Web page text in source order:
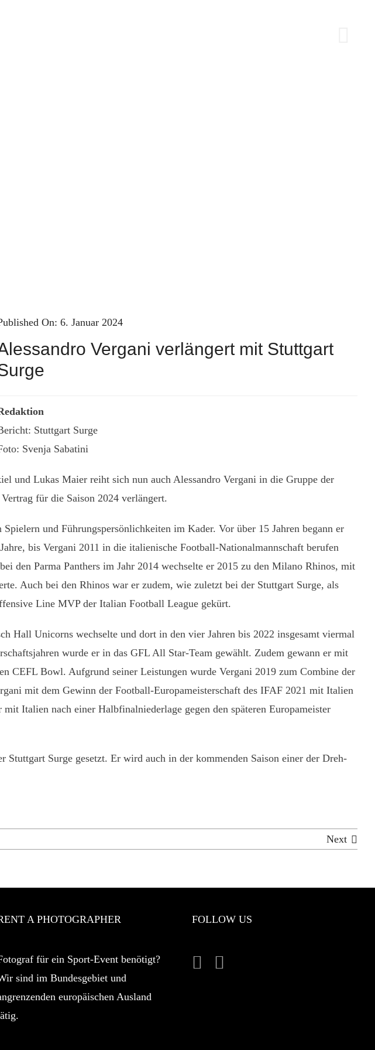
On: 6. Januar 2024
Vergani verlängert mit Stuttgart
Stuttgart Surge
Svenja Sabatini
und Lukas Maier reiht sich nun auch Alessandro Vergani in die Gruppe der
für die Saison 2024 verlängert.
und Führungspersönlichkeiten im Kader. Vor über 15 Jahren begann er
bis Vergani 2011 in die italienische Football-Nationalmannschaft berufen
den Parma Panthers im Jahr 2014 wechselte er 2015 zu den Milano Rhinos, mit
Auch bei den Rhinos war er zudem, wie zuletzt bei der Stuttgart Surge, als
Line MVP der Italian Football League gekürt.
Hall Unicorns wechselte und dort in den vier Jahren bis 2022 insgesamt viermal
wurde er in das GFL All Star-Team gewählt. Zudem gewann er mit
CEFL Bowl. Aufgrund seiner Leistungen wurde Vergani 2019 zum Combine der
mit dem Gewinn der Football-Europameisterschaft des IFAF 2021 mit Italien
Italien nach einer Halbfinalniederlage gegen den späteren Europameister
Surge gesetzt. Er wird auch in der kommenden Saison einer der Dreh-
Next
A PHOTOGRAPHER
für ein Sport-Event benötigt?
sind im Bundesgebiet und
europäischen Ausland
FOLLOW US